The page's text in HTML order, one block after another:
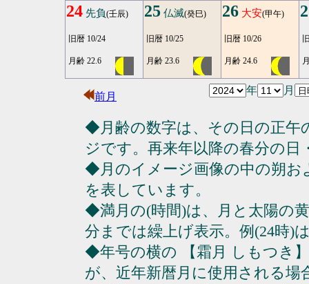
24 先負(壬辰)
旧暦 10/24
月齢 22.6
25 仏滅(癸巳)
旧暦 10/25
月齢 23.6
26 大安(甲午)
旧暦 10/26
月齢 24.6
前月
年 月
◆月齢の数字は、その日の正午
ジです。再来年以降の春分の日
◆月のイメージ画像の中の朔
を表しています。
◆満月の(時間)は、月と太陽の
分までは繰上げ表示。例(24時)
◆年号の横の 【霜月 しもつき
が、近年新暦月に使用される場